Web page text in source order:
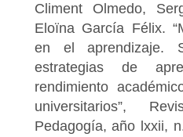
Climent Olmedo,
Eloïna García Félix.
en el aprendizaje.
estrategias de
rendimiento
universitarios”,
Pedagogía, año lxxii,